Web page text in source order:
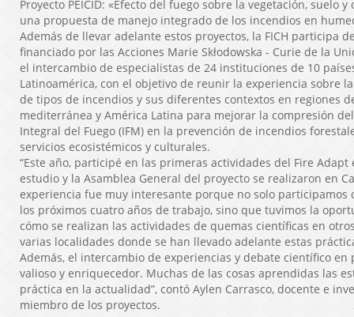
Proyecto PEICID: «Efecto del fuego sobre la vegetación, suelo
una propuesta de manejo integrado de los incendios en
Además de llevar adelante estos proyectos, la FICH participa
financiado por las Acciones Marie Skłodowska - Curie de la
el intercambio de especialistas de 24 instituciones de 10
Latinoamérica, con el objetivo de reunir la experiencia sobre
de tipos de incendios y sus diferentes contextos en regiones
mediterránea y América Latina para mejorar la compresión
Integral del Fuego (IFM) en la prevención de incendios
servicios ecosistémicos y culturales.
“Este año, participé en las primeras actividades del Fire Adapt
estudio y la Asamblea General del proyecto se realizaron en
experiencia fue muy interesante porque no solo participamos
los próximos cuatro años de trabajo, sino que tuvimos la
cómo se realizan las actividades de quemas científicas en
varias localidades donde se han llevado adelante estas
Además, el intercambio de experiencias y debate científico
valioso y enriquecedor. Muchas de las cosas aprendidas las
práctica en la actualidad”, contó Aylen Carrasco, docente e
miembro de los proyectos.